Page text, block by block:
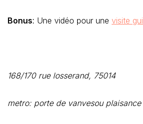
Bonus: Une vidéo pour une visite
168/170 rue losserand, 75014
metro: porte de vanvesou plaisance